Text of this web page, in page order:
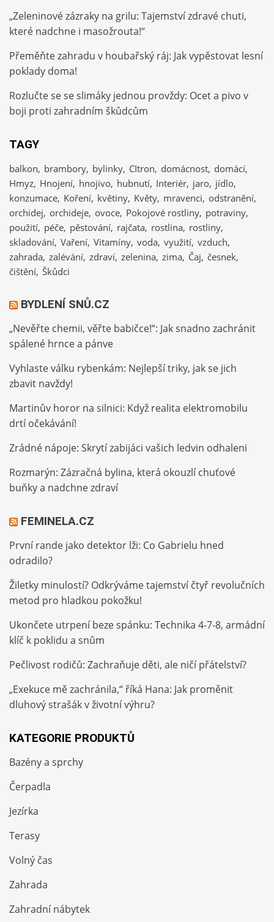
„Zeleninové zázraky na grilu: Tajemství zdravé chuti,
které nadchne i masožrouta!“
Přeměňte zahradu v houbařský ráj: Jak vypěstovat lesní
poklady doma!
Rozlučte se se slimáky jednou provždy: Ocet a pivo v
boji proti zahradním škůdcům
TAGY
balkon brambory bylinky CItron domácnost domácí
Hmyz Hnojení hnojivo hubnutí Interiér jaro jídlo
konzumace Koření květiny Květy mravenci odstranění
orchidej orchideje ovoce Pokojové rostliny potraviny
použití péče pěstování rajčata rostlina rostliny
skladování Vaření Vitamíny voda využití vzduch
zahrada zalévání zdraví zelenina zima Čaj česnek
čištění Škůdci
BYDLENÍ SNŮ.CZ
„Nevěřte chemii, věřte babičce!“: Jak snadno zachránit
spálené hrnce a pánve
Vyhlaste válku rybenkám: Nejlepší triky, jak se jich
zbavit navždy!
Martinův horor na silnici: Když realita elektromobilu
drtí očekávání!
Zrádné nápoje: Skrytí zabijáci vašich ledvin odhaleni
Rozmarýn: Zázračná bylina, která okouzlí chuťové
buňky a nadchne zdraví
FEMINELA.CZ
První rande jako detektor lži: Co Gabrielu hned
odradilo?
Žiletky minulostí? Odkrýváme tajemství čtyř revolučních
metod pro hladkou pokožku!
Ukončete utrpení beze spánku: Technika 4-7-8, armádní
klíč k poklidu a snům
Pečlivost rodičů: Zachraňuje děti, ale ničí přátelství?
„Exekuce mě zachránila,“ říká Hana: Jak proměnit
dluhový strašák v životní výhru?
KATEGORIE PRODUKTŮ
Bazény a sprchy
Čerpadla
Jezírka
Terasy
Volný čas
Zahrada
Zahradní nábytek